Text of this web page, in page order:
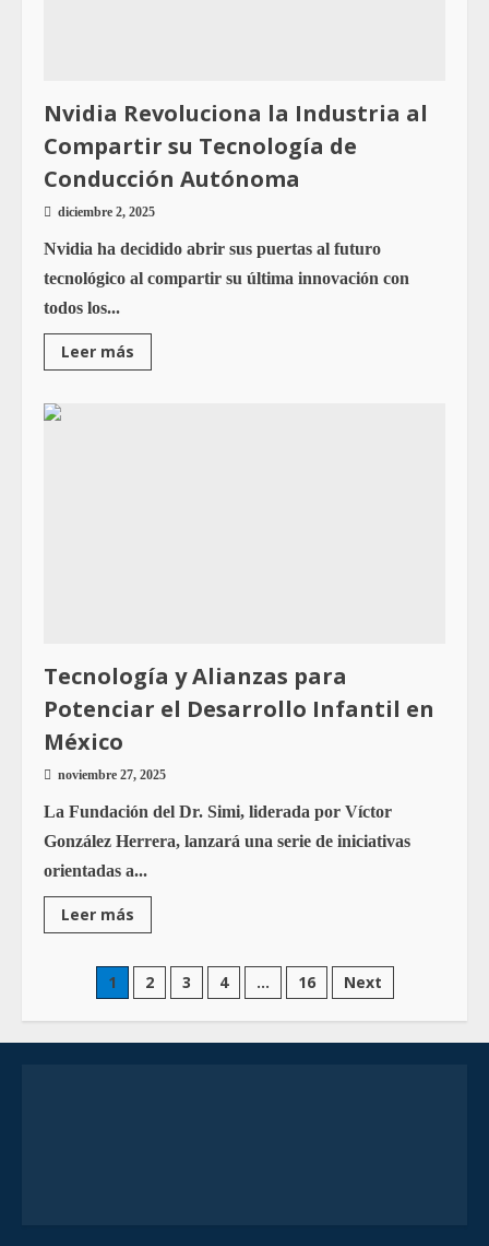
Nvidia Revoluciona la Industria al
Compartir su Tecnología de
Conducción Autónoma
diciembre 2, 2025
Nvidia ha decidido abrir sus puertas al futuro
tecnológico al compartir su última innovación con
todos los...
Leer más
Tecnología y Alianzas para
Potenciar el Desarrollo Infantil en
México
noviembre 27, 2025
La Fundación del Dr. Simi, liderada por Víctor
González Herrera, lanzará una serie de iniciativas
orientadas a...
Leer más
1 2 3 4 … 16 Next